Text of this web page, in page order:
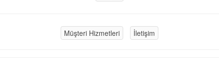
Müşteri Hizmetleri İletişim